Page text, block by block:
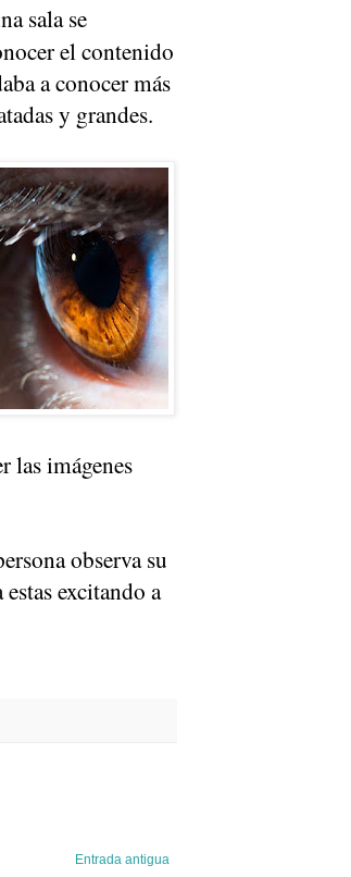
sala se
el contenido
a conocer más
y grandes.
las imágenes
observa su
excitando a
Entrada antigua